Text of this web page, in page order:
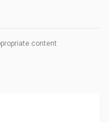
content